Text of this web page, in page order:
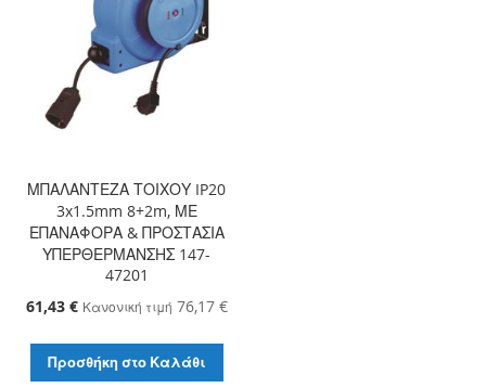
ΜΠΑΛΑΝΤΕΖΑ ΤΟΙΧΟΥ IP20
3x1.5mm 8+2m, ΜΕ
ΕΠΑΝΑΦΟΡΑ & ΠΡΟΣΤΑΣΙΑ
ΥΠΕΡΘΕΡΜΑΝΣΗΣ 147-
47201
Ειδική
61,43 € Κανονική τιμή 76,17 €
Προσθήκη στο Καλάθι